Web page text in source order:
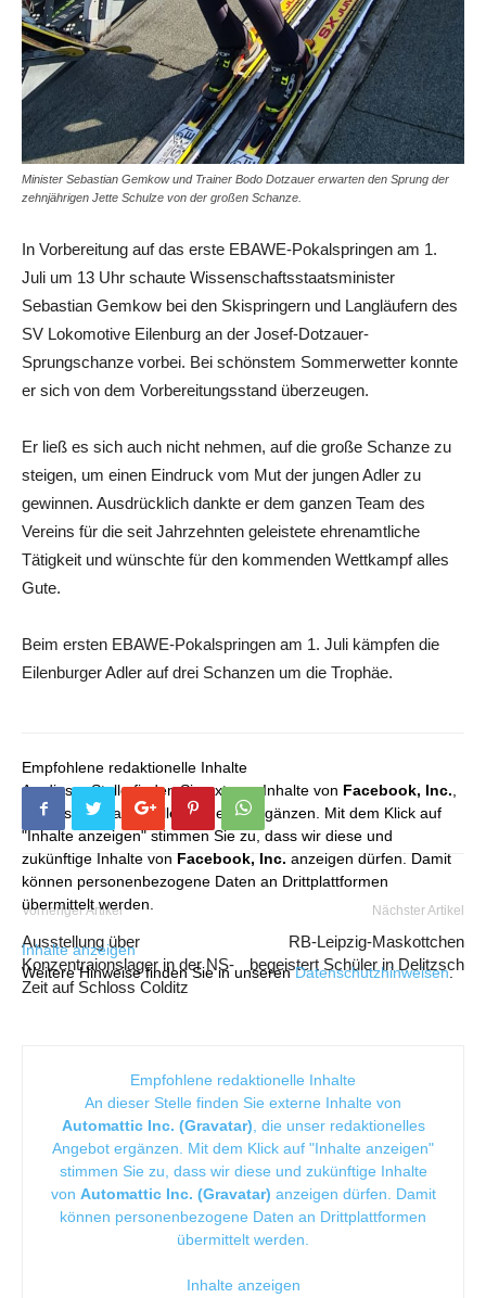
Minister Sebastian Gemkow und Trainer Bodo Dotzauer erwarten den Sprung der
zehnjährigen Jette Schulze von der großen Schanze.
In Vorbereitung auf das erste EBAWE-Pokalspringen am 1.
Juli um 13 Uhr schaute Wissenschaftsstaatsminister
Sebastian Gemkow bei den Skispringern und Langläufern des
SV Lokomotive Eilenburg an der Josef-Dotzauer-
Sprungschanze vorbei. Bei schönstem Sommerwetter konnte
er sich von dem Vorbereitungsstand überzeugen.
Er ließ es sich auch nicht nehmen, auf die große Schanze zu
steigen, um einen Eindruck vom Mut der jungen Adler zu
gewinnen. Ausdrücklich dankte er dem ganzen Team des
Vereins für die seit Jahrzehnten geleistete ehrenamtliche
Tätigkeit und wünschte für den kommenden Wettkampf alles
Gute.
Beim ersten EBAWE-Pokalspringen am 1. Juli kämpfen die
Eilenburger Adler auf drei Schanzen um die Trophäe.
Empfohlene redaktionelle Inhalte
An dieser Stelle finden Sie externe Inhalte von Facebook, Inc.,
die unser redaktionelles Angebot ergänzen. Mit dem Klick auf
"Inhalte anzeigen" stimmen Sie zu, dass wir diese und
zukünftige Inhalte von Facebook, Inc. anzeigen dürfen. Damit
können personenbezogene Daten an Drittplattformen
übermittelt werden.
Inhalte anzeigen
Weitere Hinweise finden Sie in unserenDatenschutzhinweisen.
Vorheriger Artikel
Ausstellung über
Konzentraionslager in der NS-
Zeit auf Schloss Colditz
Nächster Artikel
RB-Leipzig-Maskottchen
begeistert Schüler in Delitzsch
Empfohlene redaktionelle Inhalte
An dieser Stelle finden Sie externe Inhalte von
Automattic Inc. (Gravatar), die unser redaktionelles
Angebot ergänzen. Mit dem Klick auf "Inhalte anzeigen"
stimmen Sie zu, dass wir diese und zukünftige Inhalte
von Automattic Inc. (Gravatar) anzeigen dürfen. Damit
können personenbezogene Daten an Drittplattformen
übermittelt werden.
Inhalte anzeigen